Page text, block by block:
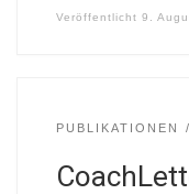
Veröffentlicht 9.
PUBLIKATIONEN